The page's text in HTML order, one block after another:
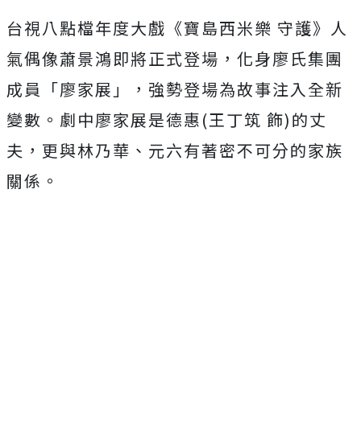
台視八點檔年度大戲《寶島西米樂 守護》人
氣偶像蕭景鴻即將正式登場，化身廖氏集團
成員「廖家展」
，強勢登場為故事注入全新
變數。劇中廖家展是德惠(王丁筑 飾)的丈
夫，更與林乃華、元六有著密不可分的家族
關係。